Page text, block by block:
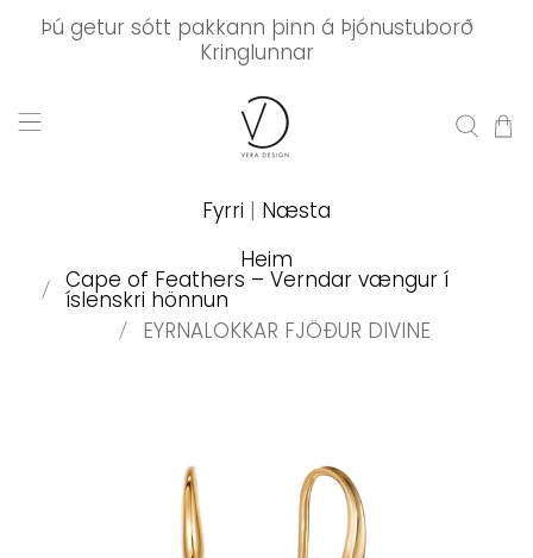
Þú getur sótt pakkann þinn á Þjónustuborð
Kringlunnar
Heim
Cape of Feathers – Verndar vængur í
íslenskri hönnun
EYRNALOKKAR FJÖÐUR DIVINE
Fyrri | Næsta